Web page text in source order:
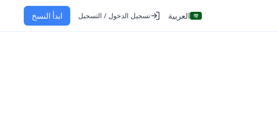
العربية تسجيل الدخول / التسجيل ابدأ النسخ